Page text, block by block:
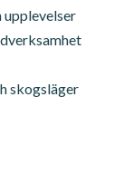
upplevelser
skogsläger